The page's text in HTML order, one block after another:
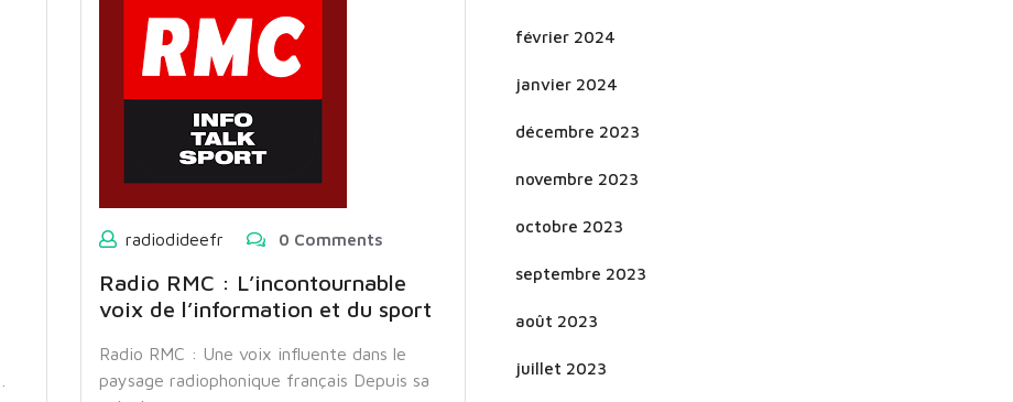
radiodideefr 0 Comments
Radio RMC : L’incontournable
voix de l’information et du sport
Radio RMC : Une voix influente dans le
paysage radiophonique français Depuis sa
février 2024
janvier 2024
décembre 2023
novembre 2023
octobre 2023
septembre 2023
août 2023
juillet 2023